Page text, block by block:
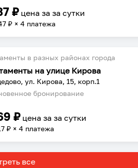
₽ цена заза сутки
₽ × 4 платежа
в разных районах города
на улице Кирова
ул. Кирова, 15, корп.1
бронирование
₽ цена заза сутки
₽ × 4 платежа
все